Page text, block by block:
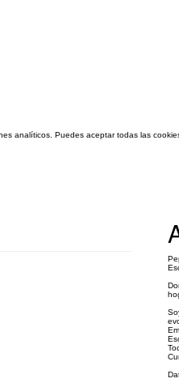
analíticos. Puedes aceptar todas las